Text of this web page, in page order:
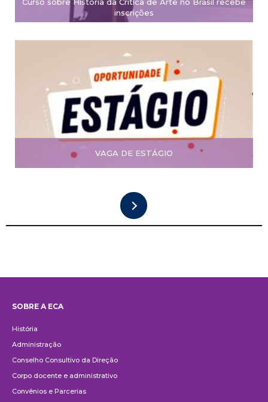
inscrições
VAGA DE ESTÁGIO
SOBRE A ECA
História
Administração
Conselho Consultivo da Direção
Corpo docente e administrativo
Convênios e Parcerias